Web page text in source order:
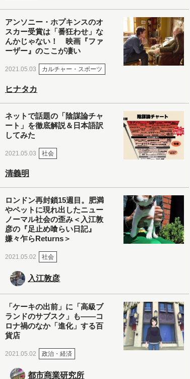
アンソニー・ホプキンスのオ
スカー受賞は「番狂わせ」な
んかじゃない！ 映画『ファ
ーザー』のここが凄い
2021.05.03 カルチャー・スポーツ
ヒナタカ
ネットで話題の「陰謀論チャ
ート」を徹底解説＆日本語訳
してみた
2021.05.03 社会
清義明
ロンドン再封鎖15週目。肥満
やペットに現れ出したニュー
ノーマル社会の歪み＜入江敦
彦の『足止め喰らい日記』
嫌々乍らReturns＞
2021.05.02 社会
入江敦彦
「ケーキの出前」に「高級ブ
ランドのサブスク」も――コ
ロナ禍のなか「進化」する百
貨店
2021.05.02 政治・経済
都市商業研究所